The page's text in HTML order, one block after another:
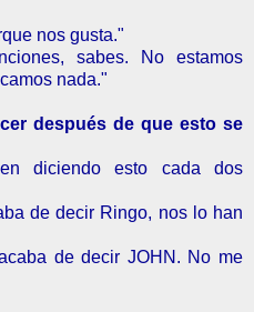
nos gusta."
sabes. No estamos
nada."
después de que esto se
diciendo esto cada dos
de decir Ringo, nos lo han
de decir JOHN. No me